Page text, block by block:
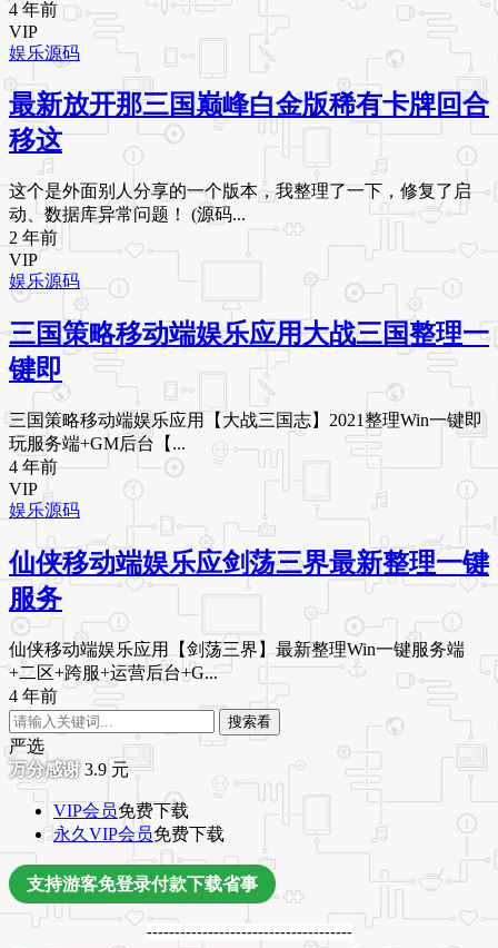
4 年前
VIP
娱乐源码
最新放开那三国巅峰白金版稀有卡牌回合
移这
这个是外面别人分享的一个版本，我整理了一下，修复了启
动、数据库异常问题！ (源码...
2 年前
VIP
娱乐源码
三国策略移动端娱乐应用大战三国整理一
键即
三国策略移动端娱乐应用【大战三国志】2021整理Win一键即
玩服务端+GM后台【...
4 年前
VIP
娱乐源码
仙侠移动端娱乐应剑荡三界最新整理一键
服务
仙侠移动端娱乐应用【剑荡三界】最新整理Win一键服务端
+二区+跨服+运营后台+G...
4 年前
搜索看
严选
3.9 元
VIP会员免费下载
永久VIP会员免费下载
支持游客免登录付款下载省事
-------------------------------------